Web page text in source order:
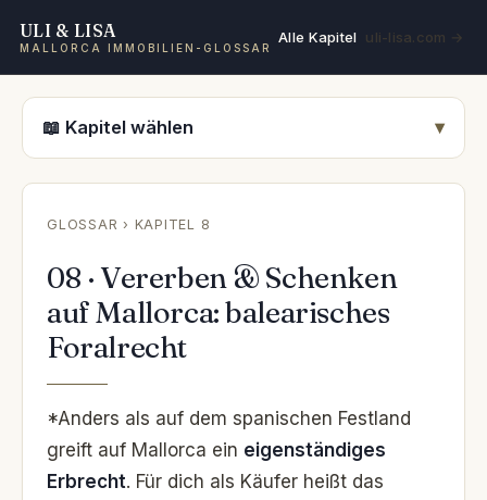
ULI & LISA
MALLORCA IMMOBILIEN-GLOSSAR
Alle Kapitel uli-lisa.com →
📖 Kapitel wählen
GLOSSAR › KAPITEL 8
08 · Vererben & Schenken
auf Mallorca: balearisches
Foralrecht
*Anders als auf dem spanischen Festland
greift auf Mallorca ein eigenständiges
Erbrecht. Für dich als Käufer heißt das